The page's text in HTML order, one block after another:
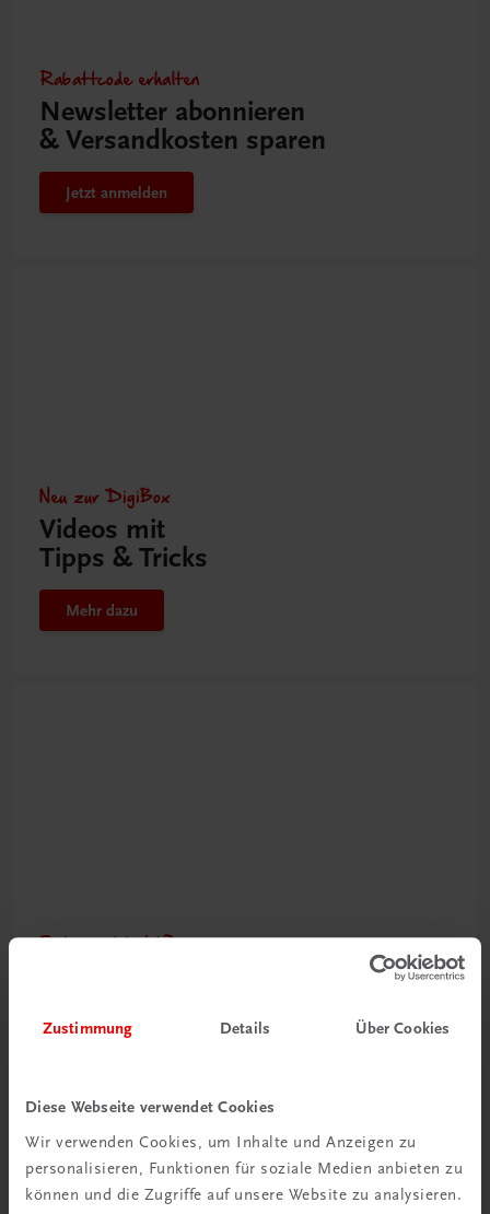
Zustimmung Details Über Cookies
Diese Webseite verwendet Cookies
Wir verwenden Cookies, um Inhalte und Anzeigen zu
personalisieren, Funktionen für soziale Medien anbieten zu
können und die Zugriffe auf unsere Website zu analysieren.
Rabattcode erhalten
Newsletter abonnieren
& Versandkosten sparen
Jetzt anmelden
Neu zur DigiBox
Videos mit
Tipps & Tricks
Mehr dazu
Schon entdeckt?
Mehr dazu